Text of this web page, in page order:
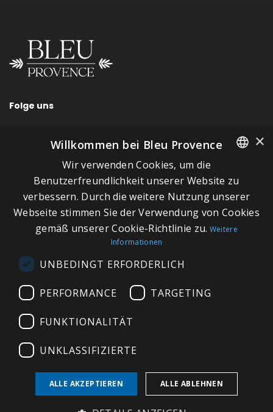
Folge uns
SCHNELLLINKS
Über Bleu Provence
Impressum
Geschäftsbedingungen
Kontaktieren Sie uns
Besuchen Sie unseren Showroom
FRENCH
ITALIAN
×
Willkommen bei Bleu Provence
Wir verwenden Cookies, um die
Benutzerfreundlichkeit unserer Website zu
verbessern. Durch die weitere Nutzung unserer
Webseite stimmen Sie der Verwendung von Cookies
gemäß unserer Cookie-Richtlinie zu. Weitere
Informationen
UNBEDINGT ERFORDERLICH
PERFORMANCE TARGETING
FUNKTIONALITÄT
UNKLASSIFIZIERTE
ALLE AKZEPTIEREN ALLE ABLEHNEN